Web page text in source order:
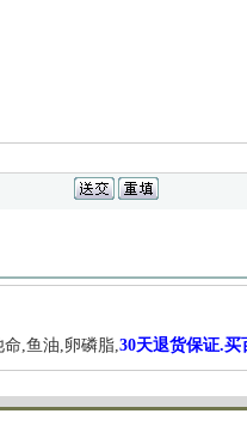
,鱼油,卵磷脂,30天退货保证.买